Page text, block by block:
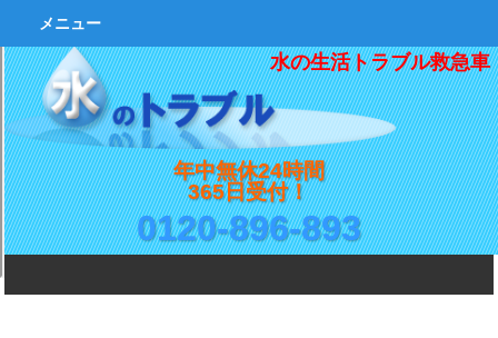
水の生活トラブル救急車
年中無休24時間
365日受付！
0120-896-893
メニュー